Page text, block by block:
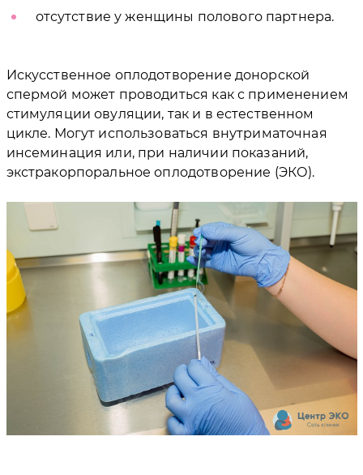
отсутствие у женщины полового партнера.
Искусственное оплодотворение донорской
спермой может проводиться как с применением
стимуляции овуляции, так и в естественном
цикле. Могут использоваться внутриматочная
инсеминация или, при наличии показаний,
экстракорпоральное оплодотворение (ЭКО).